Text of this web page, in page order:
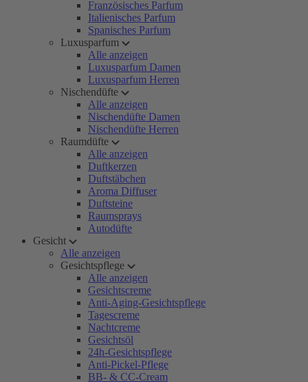
Französisches Parfum
Italienisches Parfum
Spanisches Parfum
Luxusparfum
Alle anzeigen
Luxusparfum Damen
Luxusparfum Herren
Nischendüfte
Alle anzeigen
Nischendüfte Damen
Nischendüfte Herren
Raumdüfte
Alle anzeigen
Duftkerzen
Duftstäbchen
Aroma Diffuser
Duftsteine
Raumsprays
Autodüfte
Gesicht
Alle anzeigen
Gesichtspflege
Alle anzeigen
Gesichtscreme
Anti-Aging-Gesichtspflege
Tagescreme
Nachtcreme
Gesichtsöl
24h-Gesichtspflege
Anti-Pickel-Pflege
BB- & CC-Cream